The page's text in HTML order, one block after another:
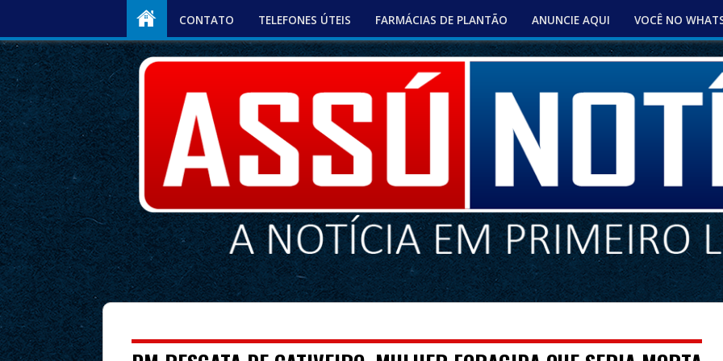
CONTATO TELEFONES ÚTEIS FARMÁCIAS DE PLANTÃO ANUNCIE AQUI VOCÊ NO